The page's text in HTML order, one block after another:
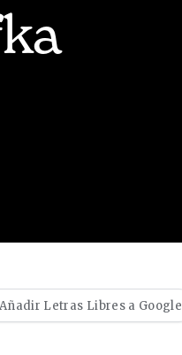
Añadir Letras Libres a Google
MÉXICO
/ Agosto 2026